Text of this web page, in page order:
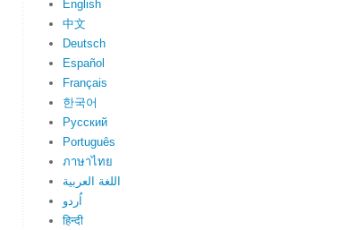
English
中文
Deutsch
Español
Français
한국어
Русский
Português
ภาษาไทย
اللغة العربية
اُردو
हिन्दी